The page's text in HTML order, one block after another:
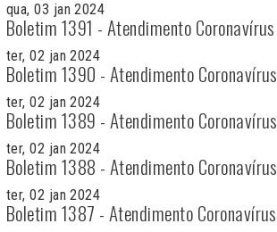
qua, 03 jan 2024
Boletim 1391 - Atendimento Coronavírus
ter, 02 jan 2024
Boletim 1390 - Atendimento Coronavírus
ter, 02 jan 2024
Boletim 1389 - Atendimento Coronavírus
ter, 02 jan 2024
Boletim 1388 - Atendimento Coronavírus
ter, 02 jan 2024
Boletim 1387 - Atendimento Coronavírus